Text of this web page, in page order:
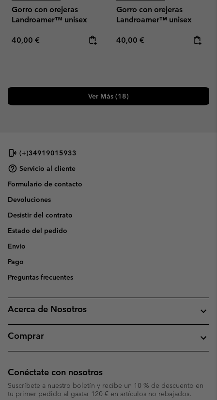
Gorro con orejeras
Landroamer™ unisex
Regular price:
40,00 €
Gorro con orejeras
Landroamer™ unisex
Regular price:
40,00 €
Ver Más (18)
(+)34919015933
Servicio al cliente
Formulario de contacto
Devoluciones
Desistir del contrato
Estado del pedido
Envío
Pago
Preguntas frecuentes
Acerca de Nosotros
Comprar
Conéctate con nosotros
Suscríbete a nuestro boletín y recibe un 10 % de descuento en
tu primer pedido al gastar 120 € en artículos no rebajados.